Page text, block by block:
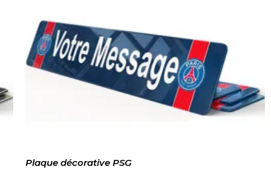
Plaque décorative PSG